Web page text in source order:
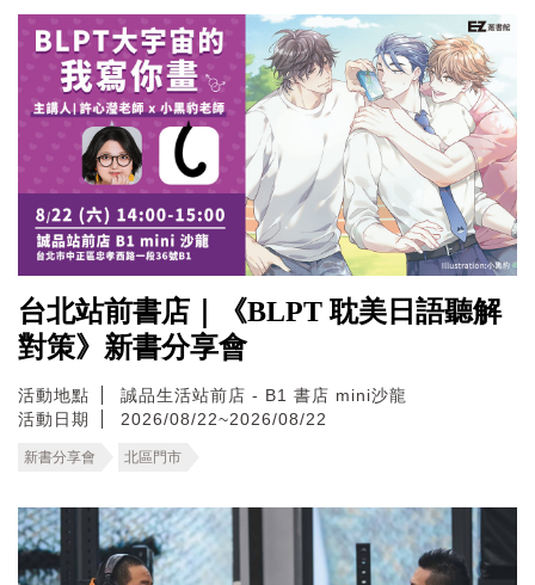
台北站前書店｜《BLPT 耽美日語聽解
對策》新書分享會
活動地點
誠品生活站前店 - B1 書店 mini沙龍
活動日期
2026/08/22~2026/08/22
新書分享會 北區門市